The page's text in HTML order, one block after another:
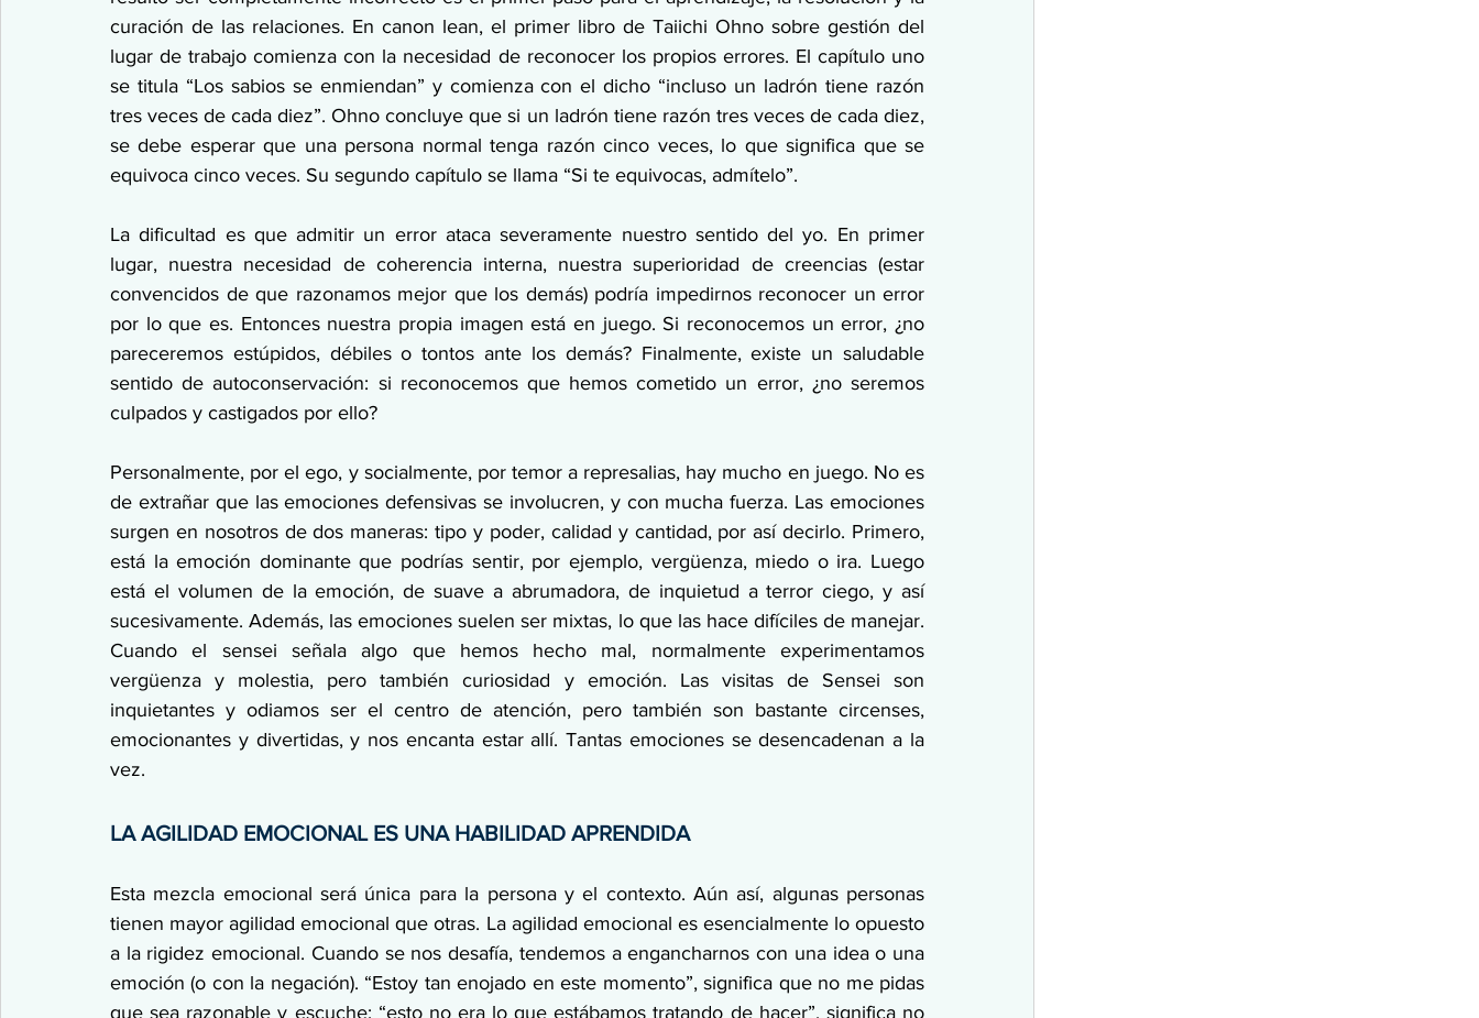
curación de las relaciones. En canon lean, el primer libro de Taiichi Ohno sobre gestión del
lugar de trabajo comienza con la necesidad de reconocer los propios errores. El capítulo uno
se titula “Los sabios se enmiendan” y comienza con el dicho “incluso un ladrón tiene razón
tres veces de cada diez”. Ohno concluye que si un ladrón tiene razón tres veces de cada diez,
se debe esperar que una persona normal tenga razón cinco veces, lo que significa que se
equivoca cinco veces. Su segundo capítulo se llama “Si te equivocas, admítelo”.
La dificultad es que admitir un error ataca severamente nuestro sentido del yo. En primer
lugar, nuestra necesidad de coherencia interna, nuestra superioridad de creencias (estar
convencidos de que razonamos mejor que los demás) podría impedirnos reconocer un error
por lo que es. Entonces nuestra propia imagen está en juego. Si reconocemos un error, ¿no
pareceremos estúpidos, débiles o tontos ante los demás? Finalmente, existe un saludable
sentido de autoconservación: si reconocemos que hemos cometido un error, ¿no seremos
culpados y castigados por ello?
Personalmente, por el ego, y socialmente, por temor a represalias, hay mucho en juego. No es
de extrañar que las emociones defensivas se involucren, y con mucha fuerza. Las emociones
surgen en nosotros de dos maneras: tipo y poder, calidad y cantidad, por así decirlo. Primero,
está la emoción dominante que podrías sentir, por ejemplo, vergüenza, miedo o ira. Luego
está el volumen de la emoción, de suave a abrumadora, de inquietud a terror ciego, y así
sucesivamente. Además, las emociones suelen ser mixtas, lo que las hace difíciles de manejar.
Cuando el sensei señala algo que hemos hecho mal, normalmente experimentamos
vergüenza y molestia, pero también curiosidad y emoción. Las visitas de Sensei son
inquietantes y odiamos ser el centro de atención, pero también son bastante circenses,
emocionantes y divertidas, y nos encanta estar allí. Tantas emociones se desencadenan a la
vez.
LA AGILIDAD EMOCIONAL ES UNA HABILIDAD APRENDIDA
Esta mezcla emocional será única para la persona y el contexto. Aún así, algunas personas
tienen mayor agilidad emocional que otras. La agilidad emocional es esencialmente lo opuesto
a la rigidez emocional. Cuando se nos desafía, tendemos a engancharnos con una idea o una
emoción (o con la negación). “Estoy tan enojado en este momento”, significa que no me pidas
que sea razonable y escuche; “esto no era lo que estábamos tratando de hacer”, significa no